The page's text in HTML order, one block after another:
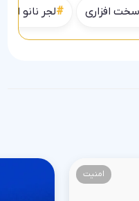
افزاری لجر نانو اس
امنیت